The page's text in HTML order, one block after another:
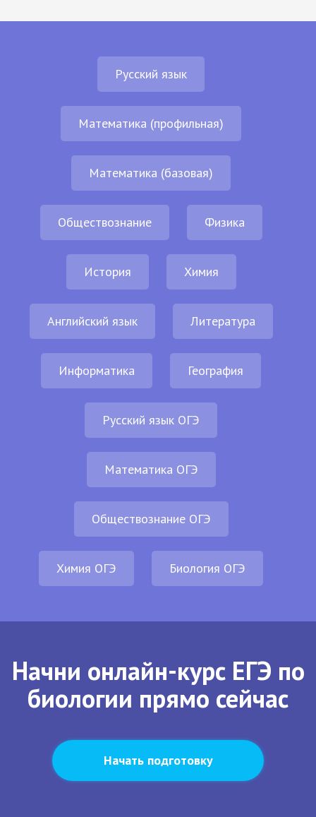
Русский язык
Математика (профильная)
Математика (базовая)
Обществознание Физика
История Химия
Английский язык Литература
Информатика География
Русский язык ОГЭ
Математика ОГЭ
Обществознание ОГЭ
Химия ОГЭ Биология ОГЭ
Начни онлайн-курс ЕГЭ по
биологии прямо сейчас
Начать подготовку